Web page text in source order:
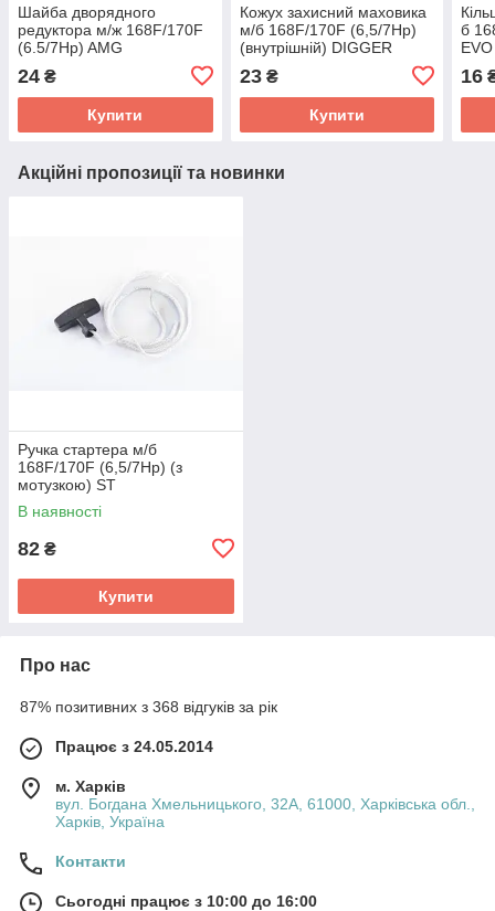
Шайба дворядного
редуктора м/ж 168F/170F
(6.5/7Hp) AMG
24 ₴
Купити
Кожух захисний маховика
м/б 168F/170F (6,5/7Hp)
(внутрішній) DIGGER
23₴
Купити
б
EVO
16
Акційні пропозиції та новинки
Ручка стартера м/б
168F/170F (6,5/7Hp) (з
мотузкою) ST
В наявності
82 ₴
Купити
Про нас
87% позитивних з 368 відгуків за рік
Працює з 24.05.2014
м. Харків
вул. Богдана Хмельницького, 32А, 61000, Харківська обл.,
Харків, Україна
Контакти
Сьогодні працює з 10:00 до 16:00